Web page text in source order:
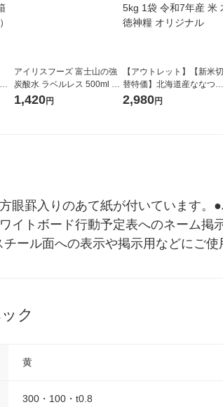
アイリスフーズ 富士山の強
炭酸水 ラベルレス 500ml 1
箱（24本入）
1,420円
【アウトレット】【新米切
替特価】北海道産ななつぼ
し 無洗米 5kg 1袋 令和7年
2,980円
眼罫入りのあて紙が付いています。
イトボード行動予定表へのネーム掲
ール面への表示や掲示用などにご
ク
黄
300・100・t0.8